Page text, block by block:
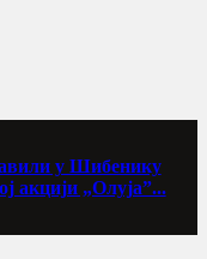
у Шибенику
акцији „Олуја”...